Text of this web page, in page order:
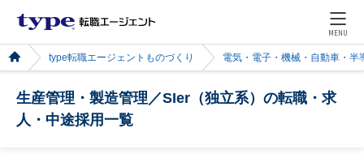
MENU
type転職エージェントものづくり 電気・電子・機械・自動車・半
生産管理・製造管理／SIer（独立系）の転職・求
人・中途採用一覧